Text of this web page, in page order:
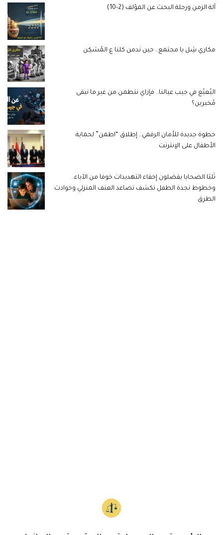
آلة الزمن ورحلة البحث عن المؤلف (2-10)
مكاري شِل يا مجتمع.. حين ندمن كلنا ع المُسَكِن
البُعبُع في جيب عيالنا.. فإزاي نتطمن من غير ما نبقى
مُخبرين؟
خطوة جديدة للأمان الرقمي.. إطلاق “اطمن” لحماية
الأطفال على الإنترنت
ثُلثا الضحايا يفضلون إخفاء التهديدات خوفا من الآباء..
وخطوط نجدة الطفل تكشف تصاعد العنف المنزلي وحوادث
الطرق